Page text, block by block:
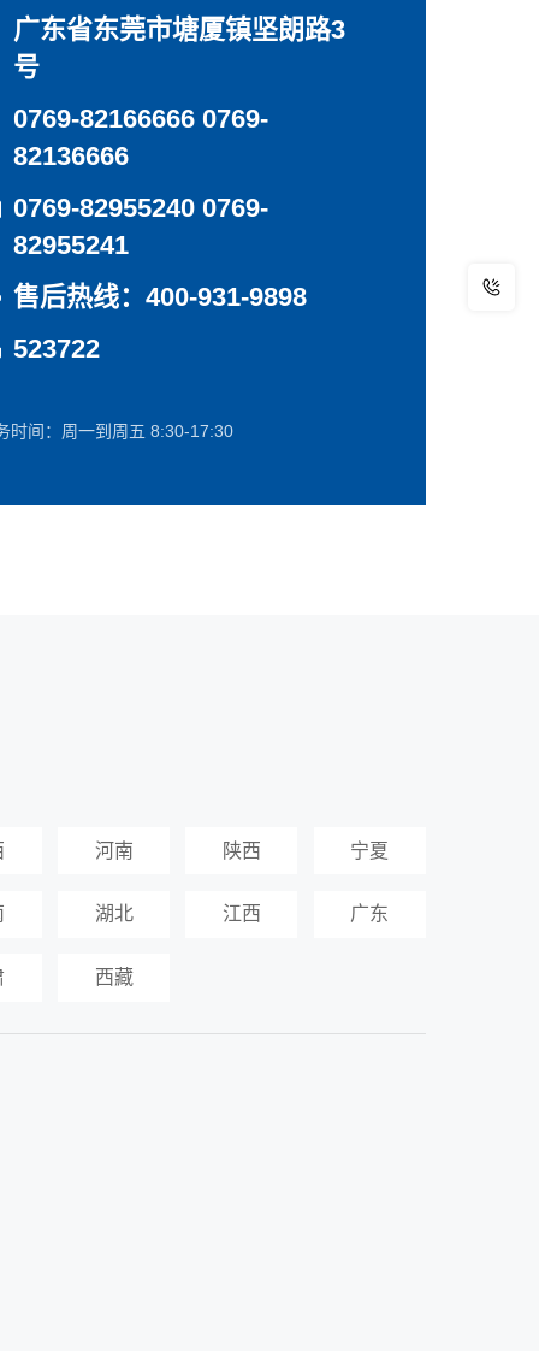
广东省东莞市塘厦镇坚朗路3
号
0769-82166666 0769-
82136666
0769-82955240 0769-
82955241
售后热线：400-931-9898
523722
时间：周一到周五 8:30-17:30
河南 陕西 宁夏
湖北 江西 广东
西藏